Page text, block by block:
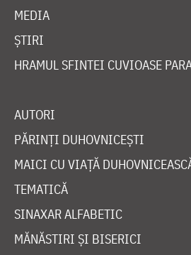
MEDIA
ȘTIRI
HRAMUL SFINTEI CUVIOASE
AUTORI
PĂRINȚI DUHOVNICEȘTI
MAICI CU VIAȚĂ
TEMATICĂ
SINAXAR ALFABETIC
MĂNĂSTIRI ȘI BISERICI